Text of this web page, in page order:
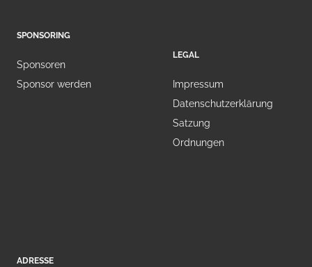
SPONSORING
Sponsoren
Sponsor werden
LEGAL
Impressum
Datenschutzerklärung
Satzung
Ordnungen
ADRESSE